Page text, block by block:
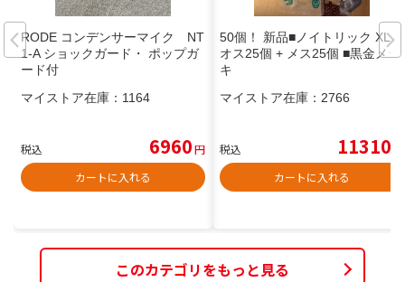
RODE コンデンサーマイク NT
1-A ショックガード・ ポップガ
ード付
マイストア在庫： 1164
税込 6960円
カートに入れる
50個！ 新品■ノイトリック XLR
オス25個 + メス25個 ■黒金メッ
キ
マイストア在庫： 2766
税込 11310
カートに入れる
このカテゴリをもっと見る